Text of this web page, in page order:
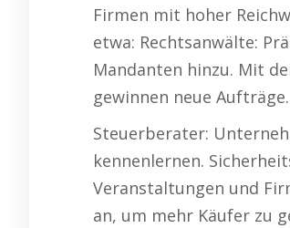
Firmen mit hoher
etwa: Rechtsanwälte:
Mandanten hinzu. Mit
gewinnen neue Aufträge.
Steuerberater:
kennenlernen.
Veranstaltungen und
an, um mehr Käufer zu